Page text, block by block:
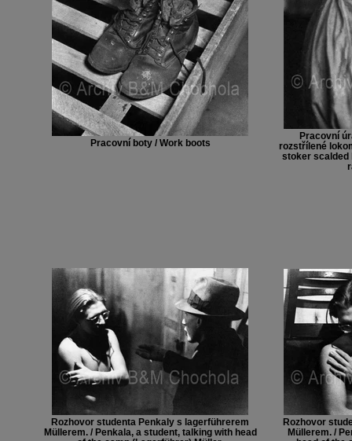
Pracovní boty / Work boots
Pracovní
rozstřílené
stoker scalded
Rozhovor studenta Penkaly s lagerführerem
Müllerem. / Penkala, a student, talking with head
Rozhovor
Müllerem. /